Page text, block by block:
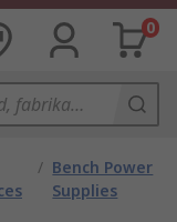
0
/ Bench Power
Supplies